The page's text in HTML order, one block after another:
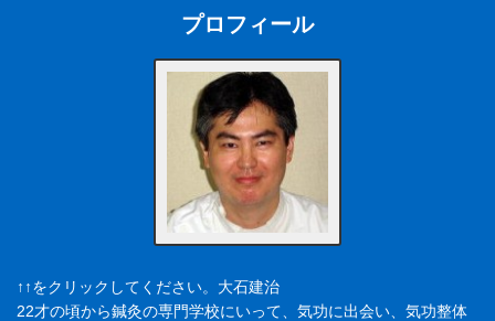
プロフィール
↑↑をクリックしてください。大石建治
22才の頃から鍼灸の専門学校にいって、気功に出会い、気功整体